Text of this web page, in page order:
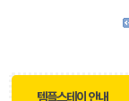
템플스테이 안내